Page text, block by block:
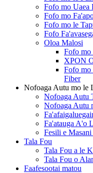
Fofo mo Uaea
Fofo mo
Fofo mo le
Fofo
Oloa Malosi
Fofo mo
XPON
Fofo mo
Fiber
Nofoaga Autu mo le
Nofoaga Autu
Nofoaga Autu
Fa'atauga A'o
Fesili e
Tala Fou
Tala Fou a le
Tala Fou o
Faafesootai matou